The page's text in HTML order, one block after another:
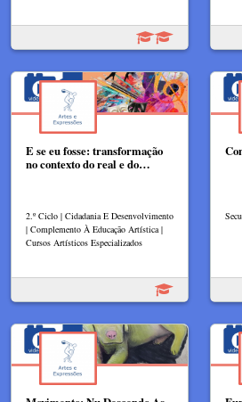
E se eu fosse: transformação
no contexto do real e do…
2.º Ciclo | Cidadania E Desenvolvimento
| Complemento À Educação Artística |
Cursos Artísticos Especializados